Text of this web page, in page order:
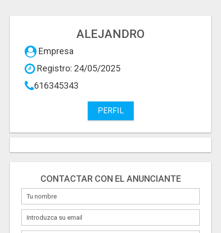
ALEJANDRO
Empresa
Registro: 24/05/2025
616345343
PERFIL
CONTACTAR CON EL ANUNCIANTE